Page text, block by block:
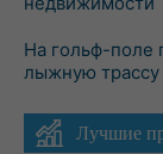
На гольф-поле
лыжную трассу
Лучшие